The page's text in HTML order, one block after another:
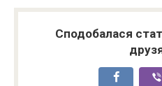
Сподобалася